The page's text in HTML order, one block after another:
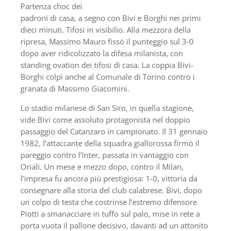
Partenza choc dei
padroni di casa, a segno con Bivi e Borghi nei primi
dieci minuti. Tifosi in visibilio. Alla mezzora della
ripresa, Massimo Mauro fissò il punteggio sul 3-0
dopo aver ridicolizzato la difesa milanista, con
standing ovation dei tifosi di casa. La coppia Bivi-
Borghi colpì anche al Comunale di Torino contro i
granata di Massimo Giacomini.
Lo stadio milanese di San Siro, in quella stagione,
vide Bivi come assoluto protagonista nel doppio
passaggio del Catanzaro in campionato. Il 31 gennaio
1982, l’attaccante della squadra giallorossa firmò il
pareggio contro l’Inter, passata in vantaggio con
Oriali. Un mese e mezzo dopo, contro il Milan,
l’impresa fu ancora più prestigiosa: 1-0, vittoria da
consegnare alla storia del club calabrese. Bivi, dopo
un colpo di testa che costrinse l’estremo difensore
Piotti a smanacciare in tuffo sul palo, mise in rete a
porta vuota il pallone decisivo, davanti ad un attonito